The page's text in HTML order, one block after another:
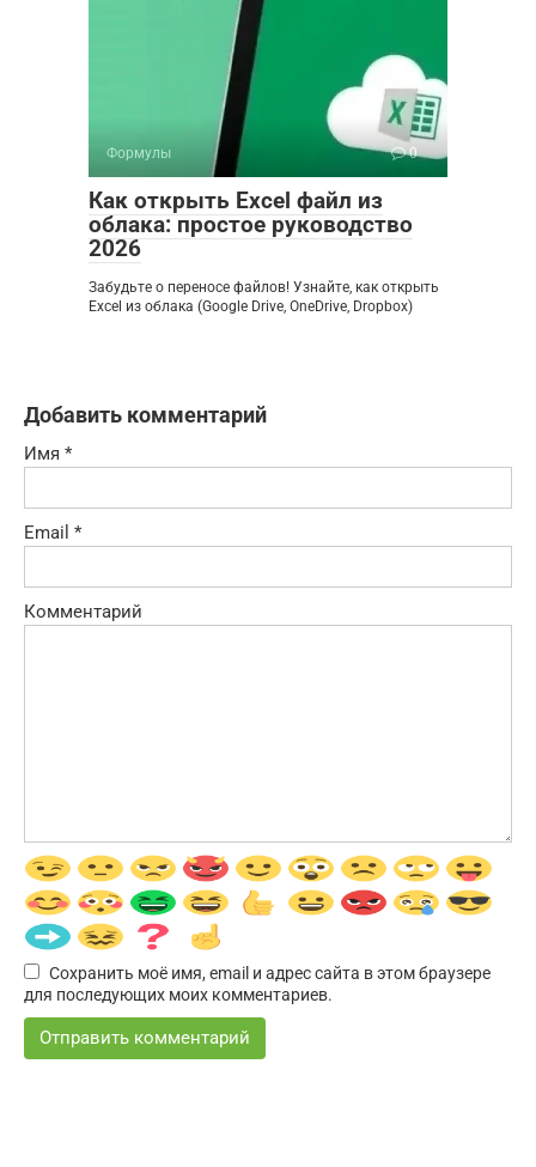
Формулы 0
Как открыть Excel файл из
облака: простое руководство
2026
Забудьте о переносе файлов! Узнайте, как открыть
Excel из облака (Google Drive, OneDrive, Dropbox)
Добавить комментарий
Имя *
Email *
Комментарий
Сохранить моё имя, email и адрес сайта в этом браузере
для последующих моих комментариев.